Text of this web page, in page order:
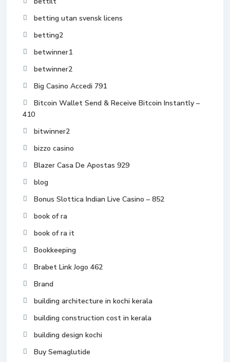
betting utan svensk licens
betting2
betwinner1
betwinner2
Big Casino Accedi 791
Bitcoin Wallet Send & Receive Bitcoin Instantly –
410
bitwinner2
bizzo casino
Blazer Casa De Apostas 929
blog
Bonus Slottica Indian Live Casino – 852
book of ra
book of ra it
Bookkeeping
Brabet Link Jogo 462
Brand
building architecture in kochi kerala
building construction cost in kerala
building design kochi
Buy Semaglutide